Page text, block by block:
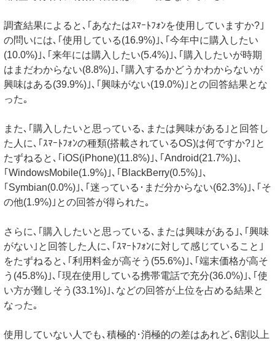
調査結果によると､｢あなたはｽﾏｰﾄﾌｫﾝを使用していますか?｣
の問いには､｢使用している(16.9%)｣､｢今年中に購入したい
(10.0%)｣､｢来年には購入したい(5.4%)｣､｢購入したいが時期
はまだわからない(8.8%)｣､｢購入するかどうかわからないが
興味はある(39.9%)｣､｢興味がない(19.0%)｣との回答結果とな
った｡
また､｢購入したいと思っている､または興味がある｣と回答し
た人に､｢ｽﾏｰﾄﾌｫﾝの種類(搭載されているOS)は何ですか?｣と
たずねると､｢iOS(iPhone)(11.8%)｣､｢Android(21.7%)｣､
｢WindowsMobile(1.9%)｣､｢BlackBerry(0.5%)｣､
｢Symbian(0.0%)｣､｢迷っている･まだ分からない(62.3%)｣､｢そ
の他(1.9%)｣との回答が得られた｡
さらに､｢購入したいと思っている､または興味がある｣､｢興味
がない｣と回答した人に､｢ｽﾏｰﾄﾌｫﾝに対して感じていること｣
をたずねると､｢利用料金が高そう(55.6%)｣､｢端末価格が高そ
う(45.8%)｣､｢現在使用している携帯電話で充分(36.0%)｣､｢使
い方が難しそう(33.1%)｣､などの回答が上位を占める結果と
なった｡
使用していない人でも､積極的･消極的の差はあれど､6割以上